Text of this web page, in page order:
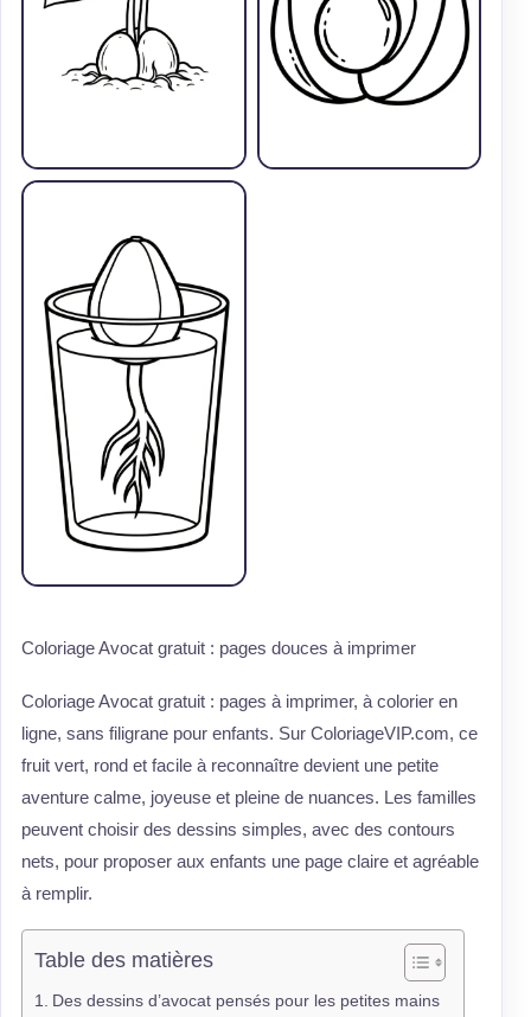
Coloriage Avocat gratuit : pages douces à imprimer
Coloriage Avocat gratuit : pages à imprimer, à colorier en
ligne, sans filigrane pour enfants. Sur ColoriageVIP.com, ce
fruit vert, rond et facile à reconnaître devient une petite
aventure calme, joyeuse et pleine de nuances. Les familles
peuvent choisir des dessins simples, avec des contours
nets, pour proposer aux enfants une page claire et agréable
à remplir.
Table des matières
Des dessins d’avocat pensés pour les petites mains